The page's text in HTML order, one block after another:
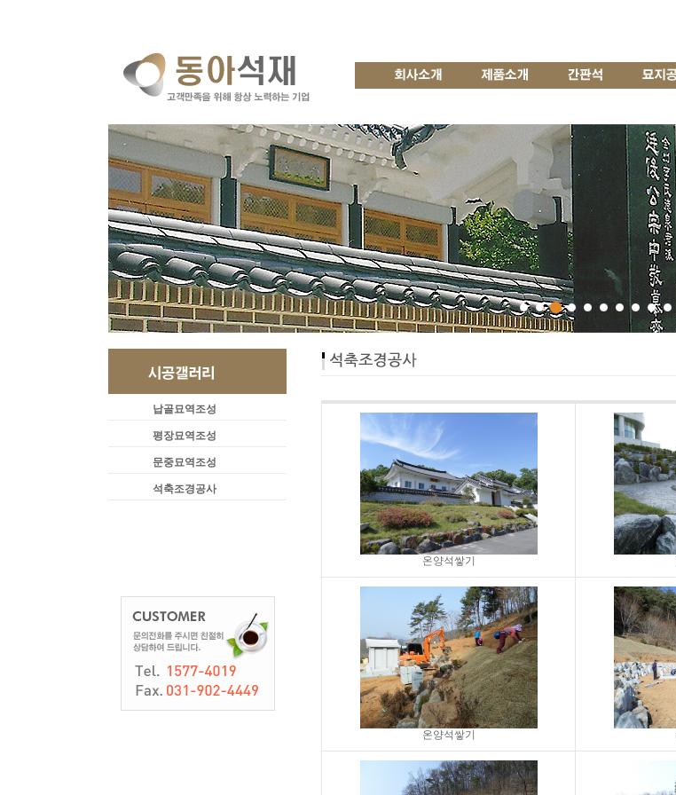
납골묘역조성
평장묘역조성
문중묘역조성
석축조경공사
온양석쌓기
온양석쌓기